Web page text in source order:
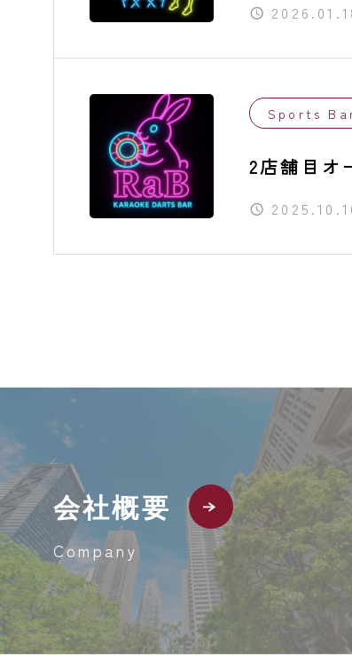
Sports
2店舗目
BAR RaB
会社概要
Company